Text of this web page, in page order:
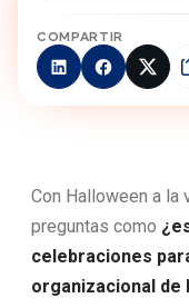
COMPARTIR
Con Halloween a la
preguntas como
celebraciones
organizacional de